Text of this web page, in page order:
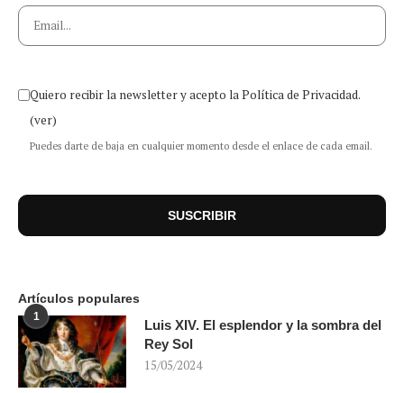
Quiero recibir la newsletter y acepto la Política de Privacidad.
(ver)
Puedes darte de baja en cualquier momento desde el enlace de cada email.
Artículos populares
1
Luis XIV. El esplendor y la sombra del
Rey Sol
15/05/2024